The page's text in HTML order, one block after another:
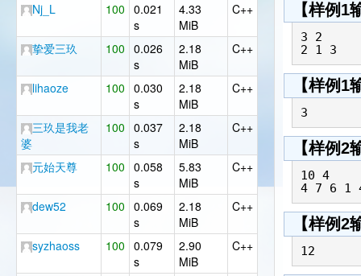
Nj_L
100 0.021
s
4.33
MiB
C++
挚爱三玖 100 0.026
s
2.18
MiB
C++
lihaoze 100 0.030
s
2.18
MiB
C++
三玖是我老
婆
100 0.037
s
2.18
MiB
C++
元始天尊 100 0.058
s
5.83
MiB
C++
dew52 100 0.069
s
2.18
MiB
C++
syzhaoss 100 0.079
s
2.90
MiB
C++
【样例1
3 2
【样例1
【样例2
10 4
【样例2